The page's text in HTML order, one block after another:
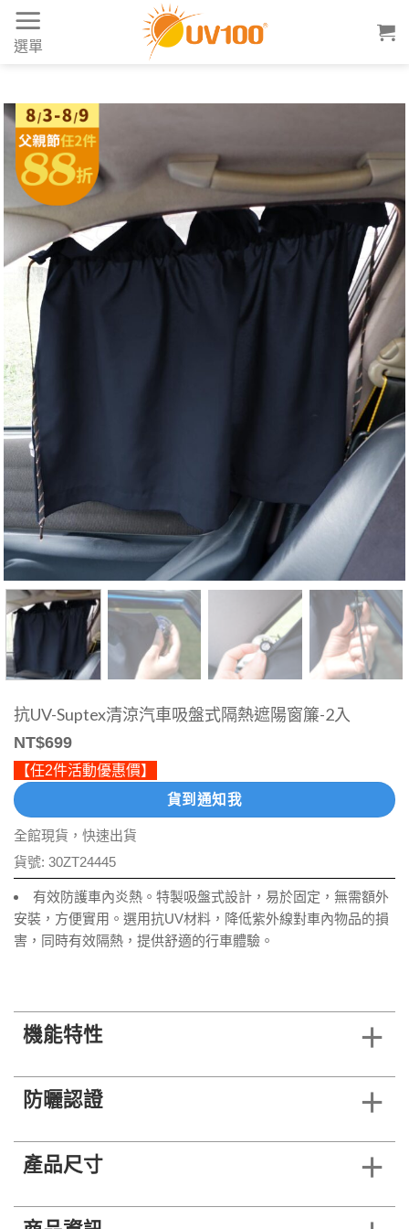
Skip
content
選單
抗UV-Suptex清涼汽車吸盤式隔熱遮陽窗簾-2入
NT$699
【任2件活動優惠價】
貨到通知我
全館現貨，快速出貨
貨號: 30ZT24445
有效防護車內炎熱。特製吸盤式設計，易於固定，無需額外
安裝，方便實用。選用抗UV材料，降低紫外線對車內物品的損
害，同時有效隔熱，提供舒適的行車體驗。
機能特性
防曬認證
產品尺寸